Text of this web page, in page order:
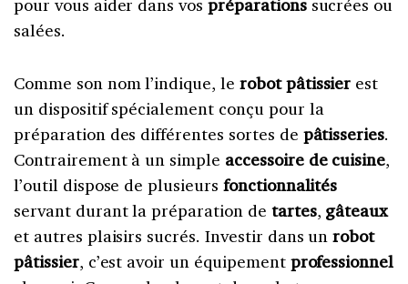
salées.
Comme son nom l’indique, le robot pâtissier est
un dispositif spécialement conçu pour la
préparation des différentes sortes de pâtisseries.
Contrairement à un simple accessoire de cuisine,
l’outil dispose de plusieurs fonctionnalités
servant durant la préparation de tartes, gâteaux
et autres plaisirs sucrés. Investir dans unrobot
pâtissier, c’est avoir un équipement professionnel